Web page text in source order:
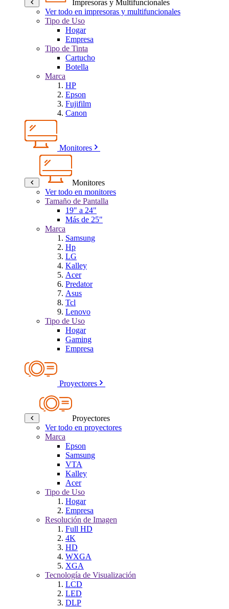
Impresoras y Multifuncionales
Ver todo en impresoras y multifuncionales
Tipo de Uso
Hogar
Empresa
Tipo de Tinta
Cartucho
Botella
Marca
HP
Epson
Fujifilm
Canon
Monitores
Monitores
Ver todo en monitores
Tamaño de Pantalla
19" a 24"
Más de 25"
Marca
Samsung
Hp
LG
Kalley
Acer
Predator
Asus
Tcl
Lenovo
Tipo de Uso
Hogar
Gaming
Empresa
Proyectores
Proyectores
Ver todo en proyectores
Marca
Epson
Samsung
VTA
Kalley
Acer
Tipo de Uso
Hogar
Empresa
Resolución de Imagen
Full HD
4K
HD
WXGA
XGA
Tecnología de Visualización
LCD
LED
DLP